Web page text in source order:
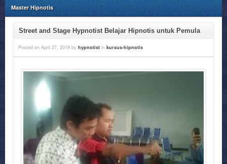
Master Hipnotis
Street and Stage Hypnotist Belajar Hipnotis untuk Pemula
Posted on April 27, 2019 by hypnotist in kursus-hipnotis